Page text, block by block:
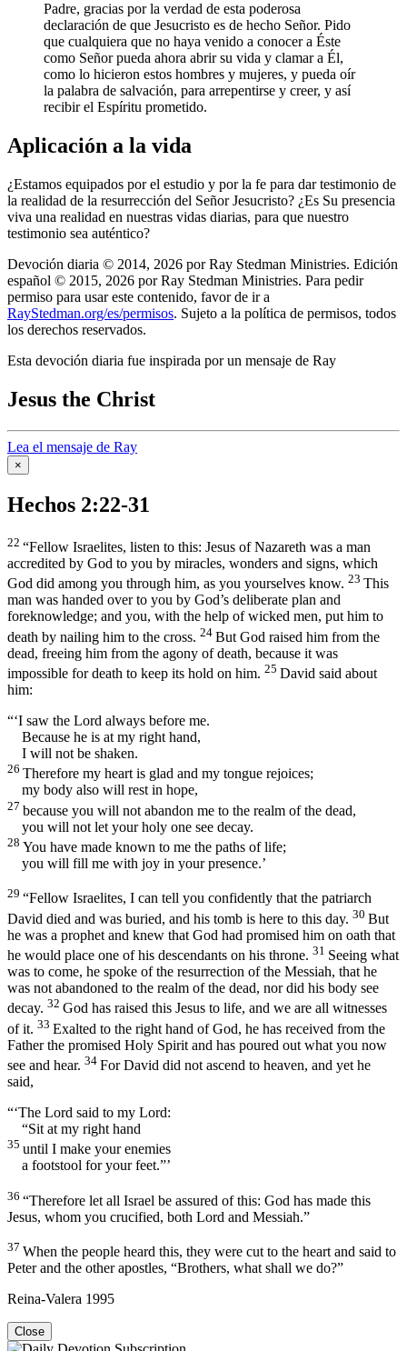
Padre, gracias por la verdad de esta poderosa
declaración de que Jesucristo es de hecho Señor. Pido
que cualquiera que no haya venido a conocer a Éste
como Señor pueda ahora abrir su vida y clamar a Él,
como lo hicieron estos hombres y mujeres, y pueda oír
la palabra de salvación, para arrepentirse y creer, y así
recibir el Espíritu prometido.
Aplicación a la vida
¿Estamos equipados por el estudio y por la fe para dar testimonio de
la realidad de la resurrección del Señor Jesucristo? ¿Es Su presencia
viva una realidad en nuestras vidas diarias, para que nuestro
testimonio sea auténtico?
Devoción diaria © 2014, 2026 por Ray Stedman Ministries. Edición
español © 2015, 2026 por Ray Stedman Ministries. Para pedir
permiso para usar este contenido, favor de ir a
RayStedman.org/es/permisos. Sujeto a la política de permisos, todos
los derechos reservados.
Esta devoción diaria fue inspirada por un mensaje de Ray
Jesus the Christ
Lea el mensaje de Ray
×
Hechos 2:22-31
22 “Fellow Israelites, listen to this: Jesus of Nazareth was a man
accredited by God to you by miracles, wonders and signs, which
God did among you through him, as you yourselves know. 23 This
man was handed over to you by God’s deliberate plan and
foreknowledge; and you, with the help of wicked men, put him to
death by nailing him to the cross. 24 But God raised him from the
dead, freeing him from the agony of death, because it was
impossible for death to keep its hold on him. 25 David said about
him:
“‘I saw the Lord always before me.
Because he is at my right hand,
I will not be shaken.
26 Therefore my heart is glad and my tongue rejoices;
my body also will rest in hope,
27 because you will not abandon me to the realm of the dead,
you will not let your holy one see decay.
28 You have made known to me the paths of life;
you will fill me with joy in your presence.’
29 “Fellow Israelites, I can tell you confidently that the patriarch
David died and was buried, and his tomb is here to this day. 30 But
he was a prophet and knew that God had promised him on oath that
he would place one of his descendants on his throne. 31 Seeing what
was to come, he spoke of the resurrection of the Messiah, that he
was not abandoned to the realm of the dead, nor did his body see
decay. 32 God has raised this Jesus to life, and we are all witnesses
of it. 33 Exalted to the right hand of God, he has received from the
Father the promised Holy Spirit and has poured out what you now
see and hear. 34 For David did not ascend to heaven, and yet he
said,
“‘The Lord said to my Lord:
“Sit at my right hand
35 until I make your enemies
a footstool for your feet.”’
36 “Therefore let all Israel be assured of this: God has made this
Jesus, whom you crucified, both Lord and Messiah.”
37 When the people heard this, they were cut to the heart and said to
Peter and the other apostles, “Brothers, what shall we do?”
Reina-Valera 1995
Close